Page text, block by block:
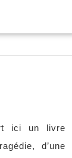
ici un livre
d’une